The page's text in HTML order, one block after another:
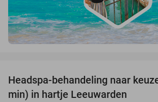
Headspa-behandeling naar
min) in hartje Leeuwarden